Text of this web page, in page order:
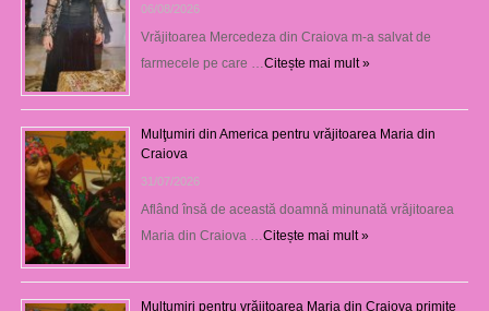
06/08/2026
Vrăjitoarea Mercedeza din Craiova m-a salvat de
farmecele pe care … Citește mai mult »
Mulţumiri din America pentru vrăjitoarea Maria din
Craiova
31/07/2026
Aflând însă de această doamnă minunată vrăjitoarea
Maria din Craiova … Citește mai mult »
Mulţumiri pentru vrăjitoarea Maria din Craiova primite